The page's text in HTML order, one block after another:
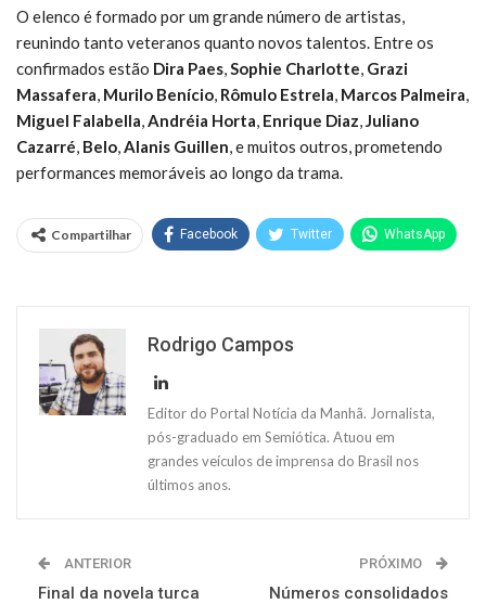
O elenco é formado por um grande número de artistas,
reunindo tanto veteranos quanto novos talentos. Entre os
confirmados estão Dira Paes,Sophie Charlotte, Grazi
Massafera, Murilo Benício, Rômulo Estrela, Marcos Palmeira,
Miguel Falabella,Andréia Horta, Enrique Diaz,Juliano
Cazarré, Belo,Alanis Guillen, e muitos outros, prometendo
performances memoráveis ao longo da trama.
Compartilhar Facebook Twitter WhatsApp
Rodrigo Campos
Editor do Portal Notícia da Manhã. Jornalista,
pós-graduado em Semiótica. Atuou em
grandes veículos de imprensa do Brasil nos
últimos anos.
ANTERIOR
Final da novela turca
PRÓXIMO
Números consolidados